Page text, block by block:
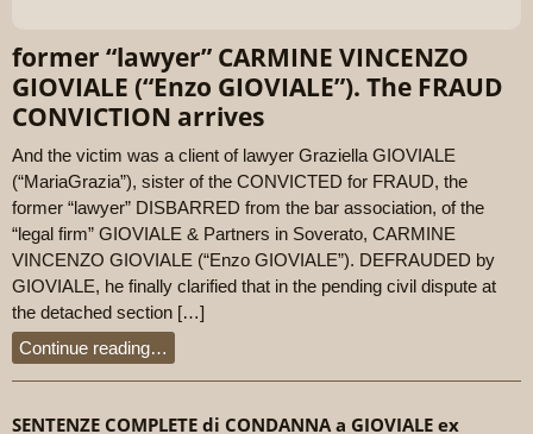
former “lawyer” CARMINE VINCENZO
GIOVIALE (“Enzo GIOVIALE”). The FRAUD
CONVICTION arrives
And the victim was a client of lawyer Graziella GIOVIALE
(“MariaGrazia”), sister of the CONVICTED for FRAUD, the
former “lawyer” DISBARRED from the bar association, of the
“legal firm” GIOVIALE & Partners in Soverato, CARMINE
VINCENZO GIOVIALE (“Enzo GIOVIALE”). DEFRAUDED by
GIOVIALE, he finally clarified that in the pending civil dispute at
the detached section […]
Continue reading…
SENTENZE COMPLETE di CONDANNA a GIOVIALE ex